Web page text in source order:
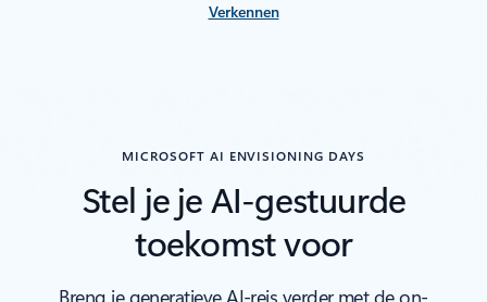
Verkennen
MICROSOFT AI ENVISIONING DAYS
Stel je je AI-gestuurde
toekomst voor